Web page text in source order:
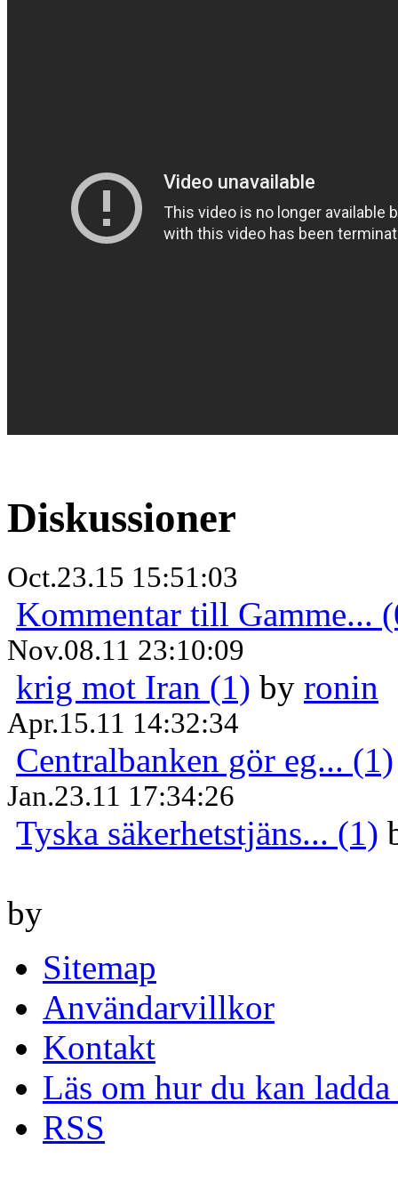
Diskussioner
Oct.23.15 15:51:03
Kommentar till Gamme...
Nov.08.11 23:10:09
krig mot Iran (1) by ronin
Apr.15.11 14:32:34
Centralbanken gör eg... (1)
Jan.23.11 17:34:26
Tyska säkerhetstjäns... (1)
by
Sitemap
Användarvillkor
Kontakt
Läs om hur du kan
RSS